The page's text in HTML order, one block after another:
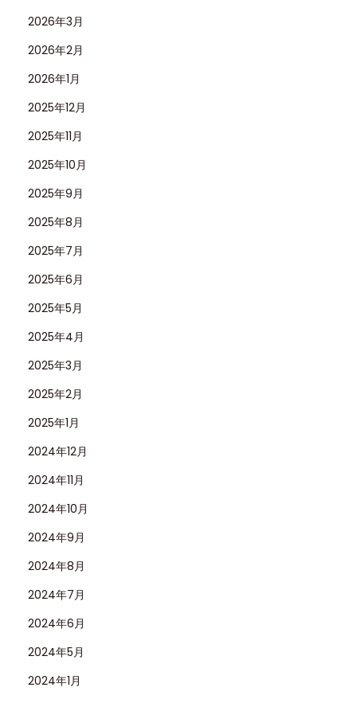
2026年3月
2026年2月
2026年1月
2025年12月
2025年11月
2025年10月
2025年9月
2025年8月
2025年7月
2025年6月
2025年5月
2025年4月
2025年3月
2025年2月
2025年1月
2024年12月
2024年11月
2024年10月
2024年9月
2024年8月
2024年7月
2024年6月
2024年5月
2024年1月